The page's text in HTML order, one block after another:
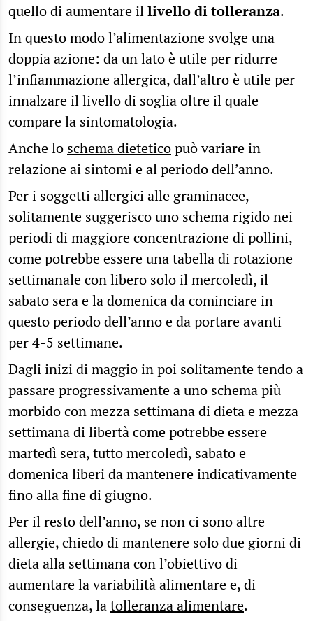
quello di aumentare illivello di tolleranza.
In questo modo l’alimentazione svolge una
doppia azione: da un lato è utile per ridurre
l’infiammazione allergica, dall’altro è utile per
innalzare il livello di soglia oltre il quale
compare la sintomatologia.
Anche lo schema dieteticopuò variare in
relazione ai sintomi e al periodo dell’anno.
Per i soggetti allergici alle graminacee,
solitamente suggerisco uno schema rigido nei
periodi di maggiore concentrazione di pollini,
come potrebbe essere una tabella di rotazione
settimanale con libero solo il mercoledì, il
sabato sera e la domenica da cominciare in
questo periodo dell’anno e da portare avanti
per 4-5 settimane.
Dagli inizi di maggio in poi solitamente tendo a
passare progressivamente a uno schema più
morbido con mezza settimana di dieta e mezza
settimana di libertà come potrebbe essere
martedì sera, tutto mercoledì, sabato e
domenica liberi da mantenere indicativamente
fino alla fine di giugno.
Per il resto dell’anno, se non ci sono altre
allergie, chiedo di mantenere solo due giorni di
dieta alla settimana con l’obiettivo di
aumentare la variabilità alimentare e, di
conseguenza, latolleranza alimentare.